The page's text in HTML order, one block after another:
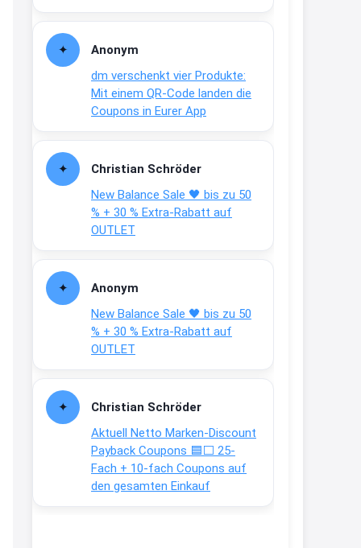
Anonym
dm verschenkt vier Produkte:
Mit einem QR-Code landen die
Coupons in Eurer App
Christian Schröder
New Balance Sale 🖤 bis zu 50
% + 30 % Extra-Rabatt auf
OUTLET
Anonym
New Balance Sale 🖤 bis zu 50
% + 30 % Extra-Rabatt auf
OUTLET
Christian Schröder
Aktuell Netto Marken-Discount
Payback Coupons 🟦⬜ 25-
Fach + 10-fach Coupons auf
den gesamten Einkauf
Joachim
www.linda.de/vorteile/coupons/...
2:21
↩
Gratis Hitzewarn-Aufkleber /
verfärbt sich ab 28 Grad /siehe
Text weiter unten
shop.bioeg.de/aufkleber-
achtun...
↩
Joachim
Gratis personalisierte 7-Tage
Ration Micronährstoffe/ Vitamine
↩
Joachim